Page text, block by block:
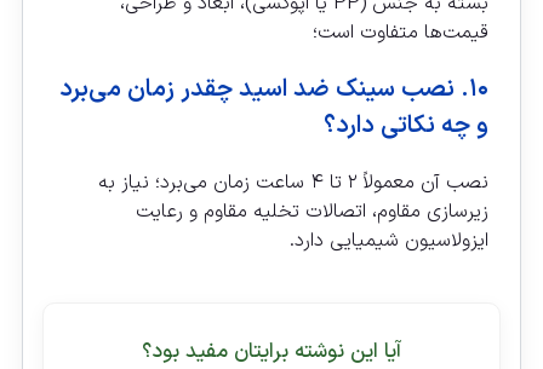
قیمت‌ها متفاوت است؛
۱۰. نصب سینک ضد اسید چقدر زمان می‌برد
و چه نکاتی دارد؟
نصب آن معمولاً ۲ تا ۴ ساعت زمان می‌برد؛ نیاز به
زیرسازی مقاوم، اتصالات تخلیه مقاوم و رعایت
ایزولاسیون شیمیایی دارد.
آیا این نوشته برایتان مفید بود؟